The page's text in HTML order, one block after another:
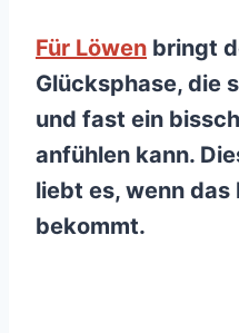
Für Löwen bringt
Glücksphase, die
und fast ein
anfühlen kann.
liebt es, wenn das
bekommt.